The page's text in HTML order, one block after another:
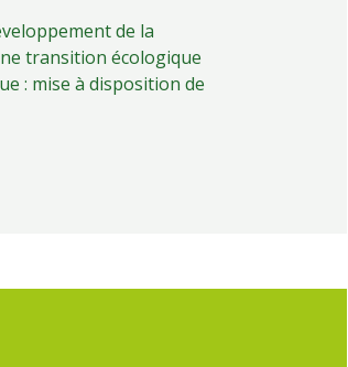
de la
transition écologique
: mise à disposition de